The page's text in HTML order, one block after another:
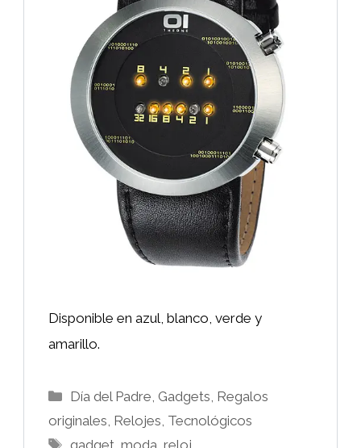
Disponible en azul, blanco, verde y
amarillo.
Categorías
Día del Padre, Gadgets, Regalos
originales, Relojes, Tecnológicos
Etiquetas